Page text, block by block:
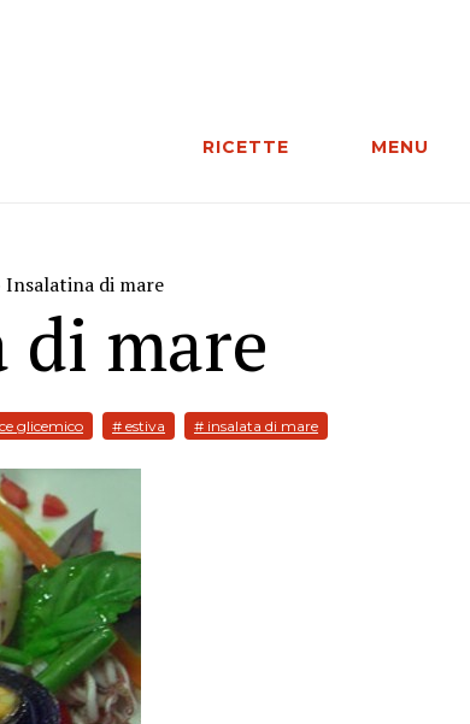
RICETTE MENU
Insalatina di mare
mare
glicemico # estiva # insalata di mare